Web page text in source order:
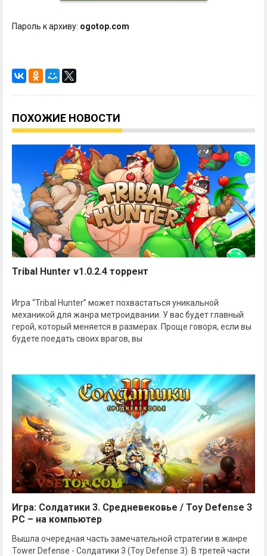
Пароль к архиву: ogotop.com
ПОХОЖИЕ НОВОСТИ
Tribal Hunter v1.0.2.4 торрент
Игра “Tribal Hunter” может похвастаться уникальной
механикой для жанра метроидвании. У вас будет главный
герой, который меняется в размерах. Проще говоря, если вы
будете поедать своих врагов, вы
Игра: Солдатики 3. Средневековье / Toy Defense 3
PC – на компьютер
Вышла очередная часть замечательной стратегии в жанре
Tower Defense - Солдатики 3 (Toy Defense 3). В третей части